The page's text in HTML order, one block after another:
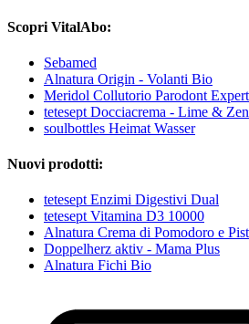
Scopri VitalAbo:
Sebamed
Alnatura Origin - Volanti Bio
Meridol Collutorio Parodont Expert
tetesept Docciacrema - Lime &
soulbottles Heimat Wasser
Nuovi prodotti:
tetesept Enzimi Digestivi Dual
tetesept Vitamina D3 10000
Alnatura Crema di Pomodoro e
Doppelherz aktiv - Mama Plus
Alnatura Fichi Bio